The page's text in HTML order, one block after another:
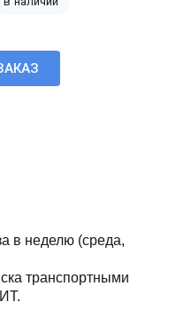
в неделю (среда,
транспортными